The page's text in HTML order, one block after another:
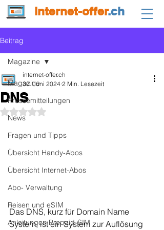
internet-offer.ch
Beitrag
Magazine
Pressemitteilungen
News
Fragen und Tipps
Übersicht Handy-Abos
Übersicht Internet-Abos
Abo- Verwaltung
Reisen und eSIM
Anleitungen Prepaid-SIM
Magazine
DNS
internet-offer.ch
30. Juni 2024 2 Min. Lesezeit
Mit NaN von 5 Sternen bewertet.
Das DNS, kurz für Domain Name
System, ist ein System zur Auflösung